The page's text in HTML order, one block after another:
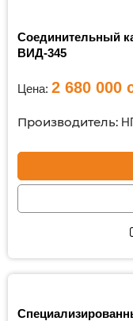
Соединительный
ВИД-345
Цена: 2 680 000
Производитель: